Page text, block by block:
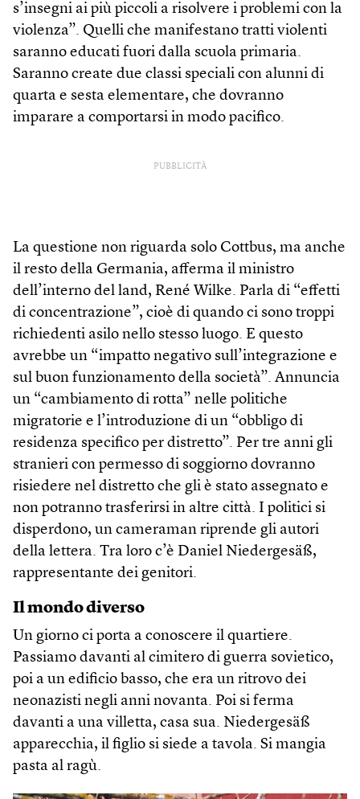
s’insegni ai più piccoli a risolvere i problemi con la
violenza”. Quelli che manifestano tratti violenti
saranno educati fuori dalla scuola primaria.
Saranno create due classi speciali con alunni di
quarta e sesta elementare, che dovranno
imparare a comportarsi in modo pacifico.
PUBBLICITÀ
La questione non riguarda solo Cott­bus, ma anche
il resto della Germania, afferma il ministro
dell’interno del land, René Wilke. Parla di “effetti
di concentrazione”, cioè di quando ci sono troppi
richiedenti asilo nello stesso luogo. E questo
avrebbe un “impatto negativo sull’integrazione e
sul buon funzionamento della società”. Annuncia
un “cambiamento di rotta” nelle politiche
migratorie e l’introduzione di un “obbligo di
residenza specifico per distretto”. Per tre anni gli
stranieri con permesso di soggiorno dovranno
risiedere nel distretto che gli è stato assegnato e
non potranno trasferirsi in altre città. I politici si
disperdono, un cameraman riprende gli autori
della lettera. Tra loro c’è Daniel Niedergesäß,
rappresentante dei genitori.
Il mondo diverso
Un giorno ci porta a conoscere il quartiere.
Passiamo davanti al cimitero di guerra sovietico,
poi a un edificio basso, che era un ritrovo dei
neonazisti negli anni novanta. Poi si ferma
davanti a una villetta, casa sua. Niedergesäß
apparecchia, il figlio si siede a tavola. Si mangia
pasta al ragù.